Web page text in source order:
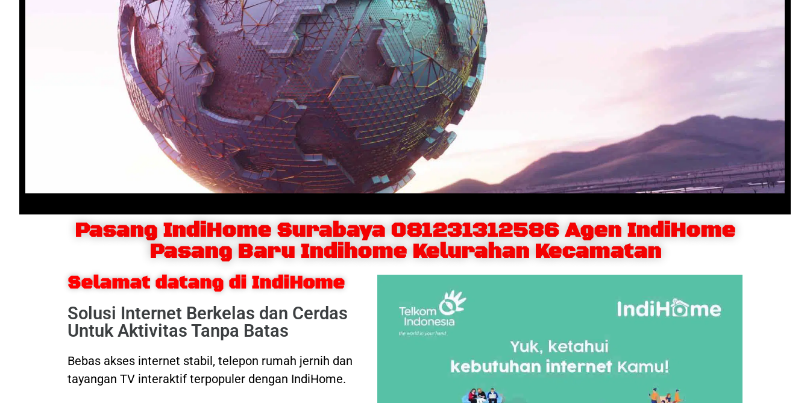
Pasang IndiHome Surabaya 081231312586 Agen IndiHome
Pasang Baru Indihome Kelurahan Kecamatan
Selamat datang di IndiHome
Solusi Internet Berkelas dan Cerdas
Untuk Aktivitas Tanpa Batas
Bebas akses internet stabil, telepon rumah jernih dan
tayangan TV interaktif terpopuler dengan IndiHome.